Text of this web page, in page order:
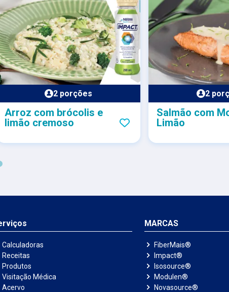
2 porções
Arroz com brócolis e
limão cremoso
2
Salmão com
Limão
Calculadoras
Receitas
Produtos
Visitação Médica
Acervo
MARCAS
FiberMais®
Impact®
Isosource®
Modulen®
Novasource®